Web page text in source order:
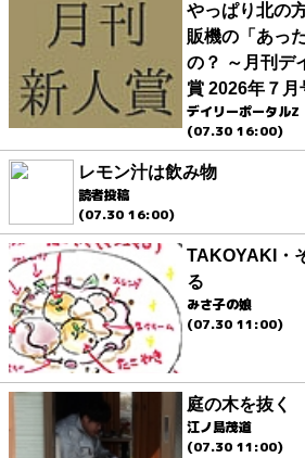
やっぱり北の
販機の「あっ
の？ ～月刊デ
賞 2026年７月
デイリーポータルZ
(07.30 16:00)
レモン汁は飲み物
読者投稿
(07.30 16:00)
TAKOYAKI・
る
みさ子の娘
(07.30 11:00)
庭の木を抜く
江ノ島茂道
(07.30 11:00)